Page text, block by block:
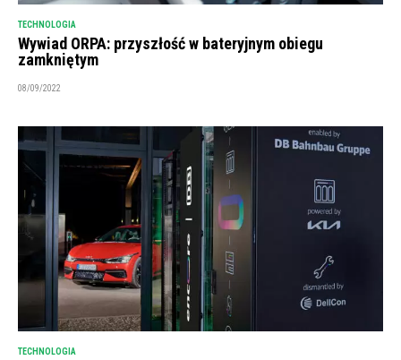
TECHNOLOGIA
Wywiad ORPA: przyszłość w bateryjnym obiegu
zamkniętym
08/09/2022
TECHNOLOGIA